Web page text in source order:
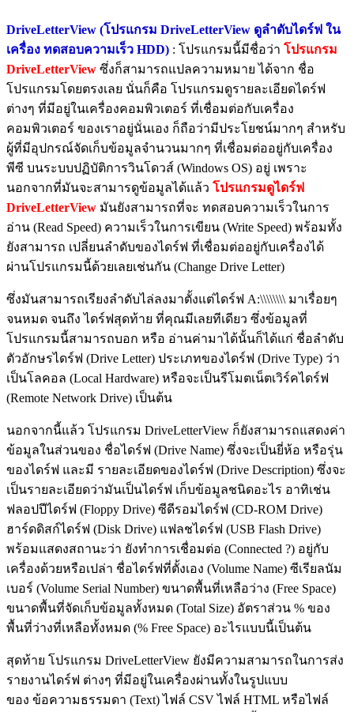
DriveLetterView (โปรแกรม DriveLetterView ดูลำดับไดร์ฟ ใน
เครื่อง ทดสอบความเร็ว HDD) : โปรแกรมนี้มีชื่อว่า โปรแกรม
DriveLetterView ซึ่งก็สามารถแปลความหมาย ได้จาก ชื่อ
โปรแกรมโดยตรงเลย นั่นก็คือ โปรแกรมดูรายละเอียดไดร์ฟ
ต่างๆ ที่มีอยู่ในเครื่องคอมพิวเตอร์ ที่เชื่อมต่อกับเครื่อง
คอมพิวเตอร์ ของเราอยู่นั่นเอง ก็ถือว่ามีประโยชน์มากๆ สำหรับ
ผู้ที่มีอุปกรณ์จัดเก็บข้อมูลจำนวนมากๆ ที่เชื่อมต่ออยู่กับเครื่อง
พีซี บนระบบปฏิบัติการวินโดวส์ (Windows OS) อยู่ เพราะ
นอกจากที่มันจะสามารดูข้อมูลได้แล้ว โปรแกรมดูไดร์ฟ
DriveLetterView มันยังสามารถที่จะ ทดสอบความเร็วในการ
อ่าน (Read Speed) ความเร็วในการเขียน (Write Speed) พร้อมทั้ง
ยังสามารถ เปลี่ยนลำดับของไดร์ฟ ที่เชื่อมต่ออยู่กับเครื่องได้
ผ่านโปรแกรมนี้ด้วยเลยเช่นกัน (Change Drive Letter)
ซึ่งมันสามารถเรียงลำดับไล่ลงมาตั้งแต่ไดร์ฟ A:\\\\\\\\ มาเรื่อยๆ
จนหมด จนถึง ไดร์ฟสุดท้าย ที่คุณมีเลยทีเดียว ซึ่งข้อมูลที่
โปรแกรมนี้สามารถบอก หรือ อ่านค่ามาได้นั้นก็ได้แก่ ชื่อลำดับ
ตัวอักษรไดร์ฟ (Drive Letter) ประเภทของไดร์ฟ (Drive Type) ว่า
เป็นโลคอล (Local Hardware) หรือจะเป็นรีโมตเน็ตเวิร์คไดร์ฟ
(Remote Network Drive) เป็นต้น
นอกจากนี้แล้ว โปรแกรม DriveLetterView ก็ยังสามารถแสดงค่า
ข้อมูลในส่วนของ ชื่อไดร์ฟ (Drive Name) ซึ่งจะเป็นยี่ห้อ หรือรุ่น
ของไดร์ฟ และมี รายละเอียดของไดร์ฟ (Drive Description) ซึ่งจะ
เป็นรายละเอียดว่ามันเป็นไดร์ฟ เก็บข้อมูลชนิดอะไร อาทิเช่น
ฟลอปปีไดร์ฟ (Floppy Drive) ซีดีรอมไดร์ฟ (CD-ROM Drive)
ฮาร์ดดิสก์ไดร์ฟ (Disk Drive) แฟลชไดร์ฟ (USB Flash Drive)
พร้อมแสดงสถานะว่า ยังทำการเชื่อมต่อ (Connected ?) อยู่กับ
เครื่องด้วยหรือเปล่า ชื่อไดร์ฟที่ตั้งเอง (Volume Name) ซีเรียลนัม
เบอร์ (Volume Serial Number) ขนาดพื้นที่เหลือว่าง (Free Space)
ขนาดพื้นที่จัดเก็บข้อมูลทั้งหมด (Total Size) อัตราส่วน % ของ
พื้นที่ว่างที่เหลือทั้งหมด (% Free Space) อะไรแบบนี้เป็นต้น
สุดท้าย โปรแกรม DriveLetterView ยังมีความสามารถในการส่ง
รายงานไดร์ฟ ต่างๆ ที่มีอยู่ในเครื่องผ่านทั้งในรูปแบบ
ของ ข้อความธรรมดา (Text) ไฟล์ CSV ไฟล์ HTML หรือไฟล์